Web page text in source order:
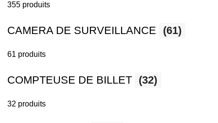
355 produits
CAMERA DE SURVEILLANCE (61)
61 produits
COMPTEUSE DE BILLET (32)
32 produits